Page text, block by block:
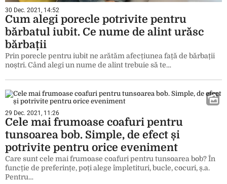
30 Dec. 2021, 14:52
Cum alegi porecle potrivite pentru
bărbatul iubit. Ce nume de alint urăsc
bărbații
Prin porecle pentru iubit ne arătăm afecțiunea față de bărbații
noștri. Când alegi un nume de alint trebuie să te…
29 Dec. 2021, 11:26
Cele mai frumoase coafuri pentru
tunsoarea bob. Simple, de efect și
potrivite pentru orice eveniment
Care sunt cele mai frumoase coafuri pentru tunsoarea bob? În
funcție de preferințe, poți alege împletituri, bucle, cocuri, ș.a.
Pentru…